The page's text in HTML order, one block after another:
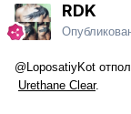
RDK
@LoposatiyKot
Urethane Clear.